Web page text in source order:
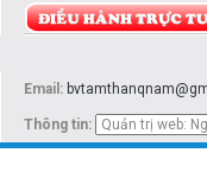
Email:
Thông tin: